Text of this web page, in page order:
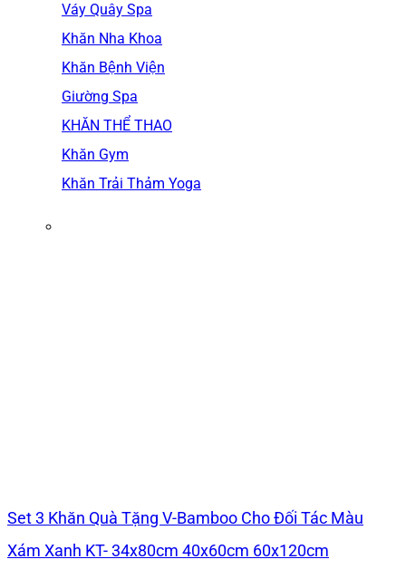
Váy Quây Spa
Khăn Nha Khoa
Khăn Bệnh Viện
Giường Spa
KHĂN THỂ THAO
Khăn Gym
Khăn Trải Thảm Yoga
Set 3 Khăn Quà Tặng V-Bamboo Cho Đối Tác Màu
Xám Xanh KT- 34x80cm 40x60cm 60x120cm